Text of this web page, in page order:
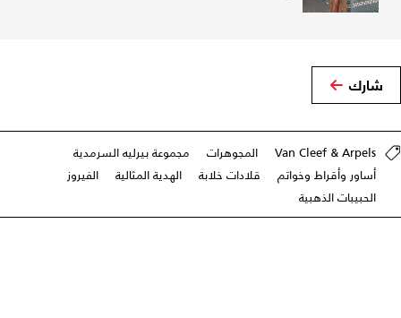
شارك
Van Cleef & Arpels المجوهرات
مجموعة بيرليه السرمدية
أساور وأقراط وخواتم
قلادات خلابة الهدية المثالية
الفيروز
الحبيبات الذهبية